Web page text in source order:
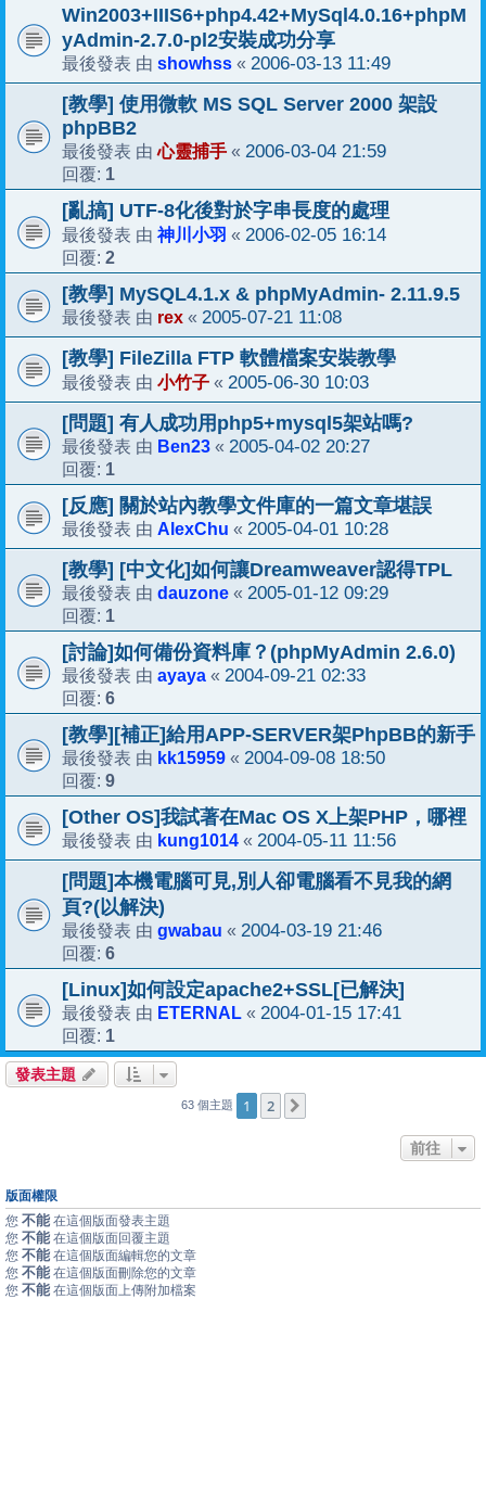
Win2003+IIIS6+php4.42+MySql4.0.16+phpM
yAdmin-2.7.0-pl2安裝成功分享
最後發表 由 showhss « 2006-03-13 11:49
[教學] 使用微軟 MS SQL Server 2000 架設
phpBB2
最後發表 由心靈捕手 « 2006-03-04 21:59
回覆: 1
[亂搞] UTF-8化後對於字串長度的處理
最後發表 由 神川小羽 « 2006-02-05 16:14
回覆: 2
[教學] MySQL4.1.x & phpMyAdmin- 2.11.9.5
最後發表 由 rex « 2005-07-21 11:08
[教學] FileZilla FTP 軟體檔案安裝教學
最後發表 由 小竹子 « 2005-06-30 10:03
[問題] 有人成功用php5+mysql5架站嗎?
最後發表 由 Ben23 « 2005-04-02 20:27
回覆: 1
[反應] 關於站內教學文件庫的一篇文章堪誤
最後發表 由 AlexChu « 2005-04-01 10:28
[教學] [中文化]如何讓Dreamweaver認得TPL
最後發表 由 dauzone « 2005-01-12 09:29
回覆: 1
[討論]如何備份資料庫？(phpMyAdmin 2.6.0)
最後發表 由 ayaya « 2004-09-21 02:33
回覆: 6
[教學][補正]給用APP-SERVER架PhpBB的新手
最後發表 由 kk15959 « 2004-09-08 18:50
回覆: 9
[Other OS]我試著在Mac OS X上架PHP，哪裡
最後發表 由 kung1014 « 2004-05-11 11:56
[問題]本機電腦可見,別人卻電腦看不見我的網
頁?(以解決)
最後發表 由 gwabau « 2004-03-19 21:46
回覆: 6
[Linux]如何設定apache2+SSL[已解決]
最後發表 由 ETERNAL « 2004-01-15 17:41
回覆: 1
發表主題
63 個主題 1 2
前往
版面權限
您 不能 在這個版面發表主題
您 不能 在這個版面回覆主題
您 不能 在這個版面編輯您的文章
您 不能 在這個版面刪除您的文章
您 不能 在這個版面上傳附加檔案